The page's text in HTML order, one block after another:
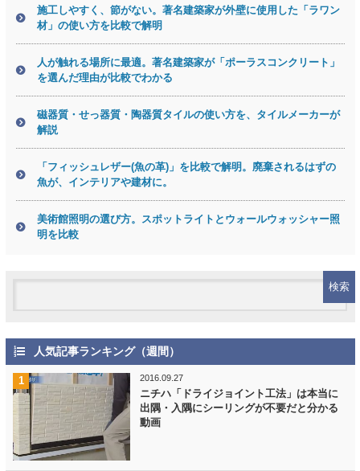
施工しやすく、節がない。著名建築家が外壁に使用した「ラワン
材」の使い方を比較で解明
人が触れる場所に最適。著名建築家が「ポーラスコンクリート」
を選んだ理由が比較でわかる
磁器質・せっ器質・陶器質タイルの使い方を、タイルメーカーが
解説
「フィッシュレザー(魚の革)」を比較で解明。廃棄されるはずの
魚が、インテリアや建材に。
美術館照明の選び方。スポットライトとウォールウォッシャー照
明を比較
人気記事ランキング（週間）
2016.09.27
ニチハ「ドライジョイント工法」は本当に
出隅・入隅にシーリングが不要だと分かる
動画